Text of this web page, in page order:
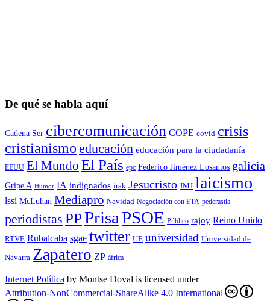
De qué se habla aquí
Cadena Ser cibercomunicación COPE covid crisis
cristianismo educación educación para la ciudadaní­a
EEUU El Mundo El País epc Federico Jiménez Losantos galicia
Gripe A Humor IA indignados irak Jesucristo JMJ laicismo
lssi McLuhan Mediapro Navidad Negociación con ETA pederastia
periodistas PPPrisaPSOE Público rajoy Reino Unido
RTVE Rubalcaba sgae twitter UE universidad Universidad de
Navarra Zapatero ZP áfrica
Internet Política by Montse Doval is licensed under
Attribution-NonCommercial-ShareAlike 4.0 International